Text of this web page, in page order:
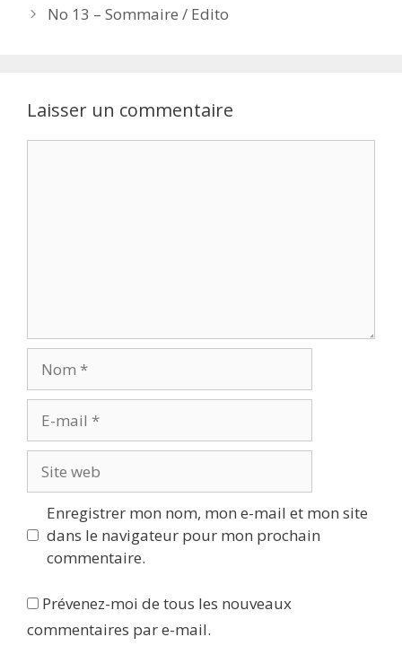
No 13 – Sommaire / Edito
Laisser un commentaire
mail
web
Enregistrer mon nom, mon e-mail et mon site
dans le navigateur pour mon prochain
commentaire.
Prévenez-moi de tous les nouveaux
commentaires par e-mail.